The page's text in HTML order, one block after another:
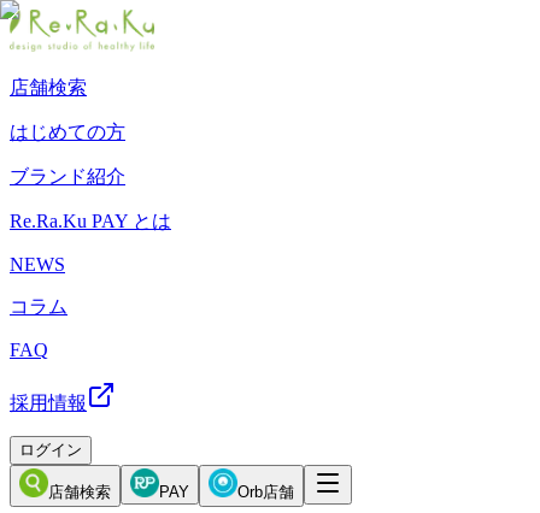
店舗検索
はじめての方
ブランド紹介
Re.Ra.Ku PAY とは
NEWS
コラム
FAQ
採用情報
ログイン
店舗検索 PAY Orb店舗